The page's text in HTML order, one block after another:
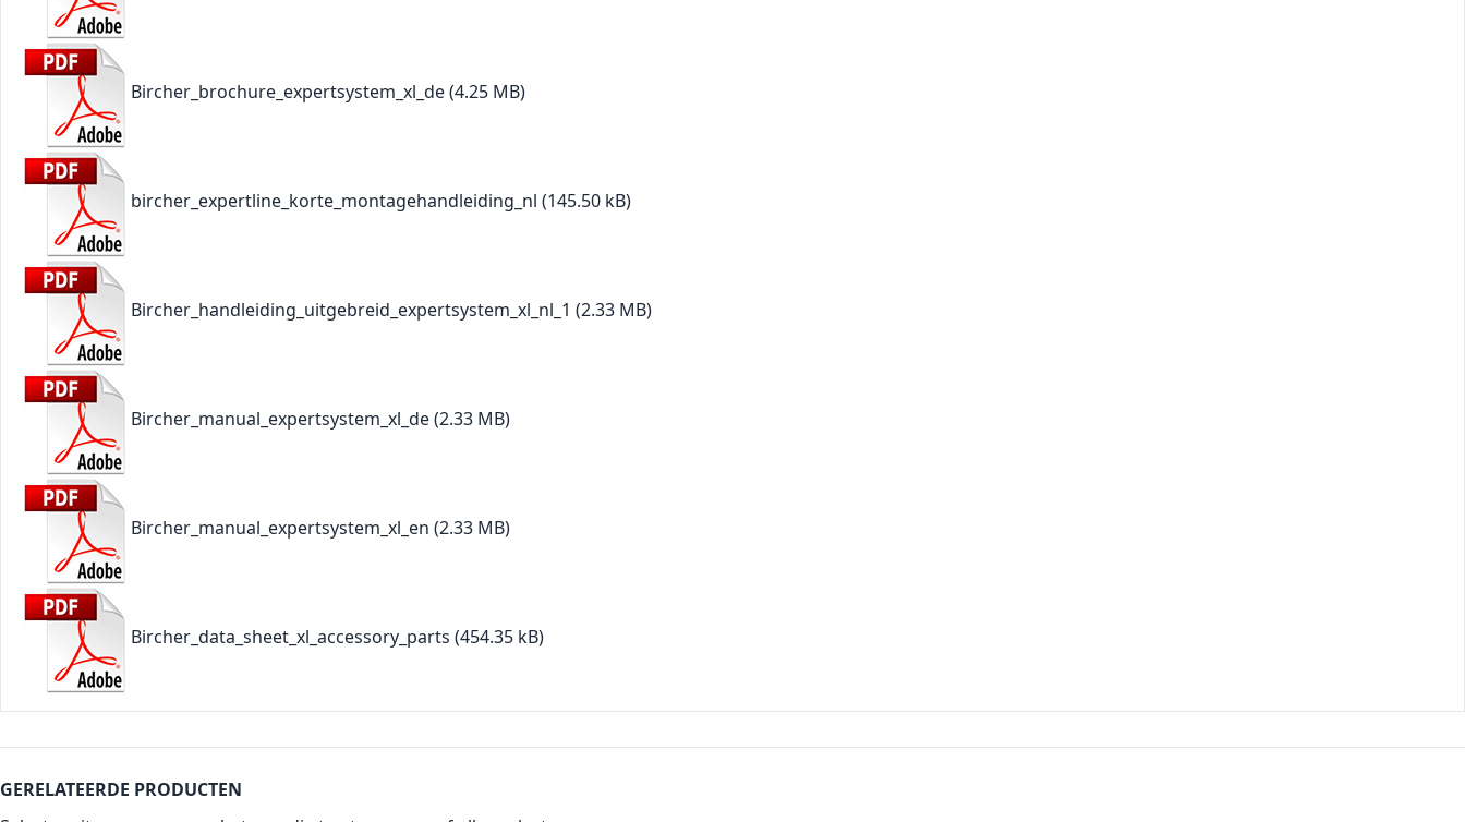
Bircher_brochure_expertsystem_xl_de(4.25 MB)
bircher_expertline_korte_montagehandleiding_nl (145.50 kB)
Bircher_handleiding_uitgebreid_expertsystem_xl_nl_1 (2.33 MB)
Bircher_manual_expertsystem_xl_de(2.33 MB)
Bircher_manual_expertsystem_xl_en (2.33 MB)
Bircher_data_sheet_xl_accessory_parts (454.35 kB)
GERELATEERDE PRODUCTEN